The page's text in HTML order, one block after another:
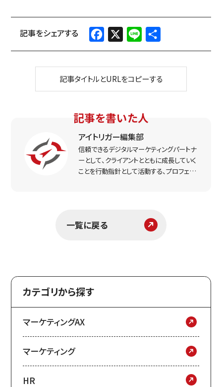
Facebook
X Line
記事タイトルとURLをコピーする
記事を書いた人
アイトリガー編集部
信頼できるデジタルマーケティングパートナ
ーとして、クライアントとともに成長していく
ことを行動指針として活動する、プロフェッ
一覧に戻る
カテゴリから探す
マーケティングAX
マーケティング
HR